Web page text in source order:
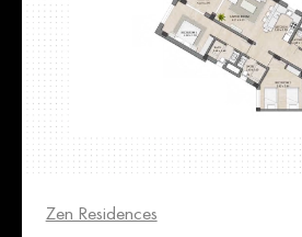
Zen Residences